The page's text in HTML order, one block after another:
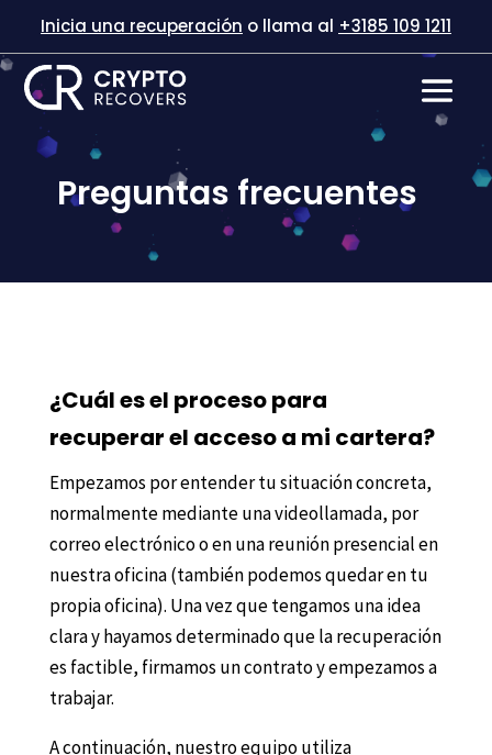
Inicia una recuperación o llama al +3185 109 1211
Preguntas frecuentes
¿Cuál es el proceso para
recuperar el acceso a mi cartera?
Empezamos porentender tu situación concreta,
normalmente mediante una videollamada, por
correo electrónico o en una reunión presencialen
nuestra oficina(también podemos quedar en tu
propia oficina). Una vez que tengamos una idea
clara y hayamosdeterminado que la recuperación
es factible, firmamos un contrato y empezamos a
trabajar.
A continuación, nuestro equipo utiliza